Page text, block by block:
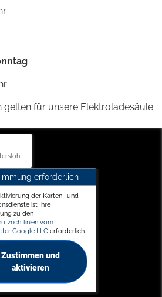
gelten für unsere Elektroladesäule
erforderlich
der Karten- und
ist Ihre
zu den
vom
Google LLC erforderlich.
Zustimmen und
aktivieren